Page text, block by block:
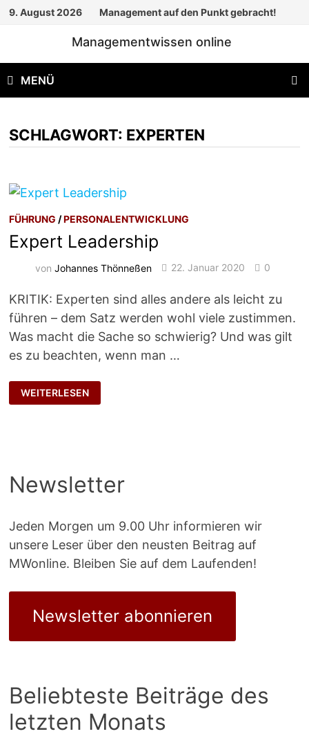
Zum
9. August 2026 Management auf den Punkt gebracht!
Managementwissen online
MENÜ
SCHLAGWORT: EXPERTEN
FÜHRUNG /PERSONALENTWICKLUNG
Expert Leadership
vonJohannes Thönneßen 22. Januar 2020 0
KRITIK: Experten sind alles andere als leicht zu
führen – dem Satz werden wohl viele zustimmen.
Was macht die Sache so schwierig? Und was gilt
es zu beachten, wenn man …
EXPERT
LEADERSHIP
WEITERLESEN
Newsletter
Jeden Morgen um 9.00 Uhr informieren wir
unsere Leser über den neusten Beitrag auf
MWonline. Bleiben Sie auf dem Laufenden!
Newsletter abonnieren
Beliebteste Beiträge des
letzten Monats